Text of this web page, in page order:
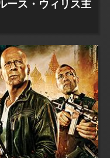
ース・ウィリス主